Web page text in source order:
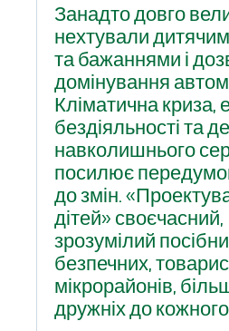
Занадто довго
нехтували
та бажаннями і
домінування
Кліматична криза,
бездіяльності та
навколишнього
посилює
до змін.
дітей» своєчасний,
зрозумілий
безпечних,
мікрорайонів,
дружніх до кожного